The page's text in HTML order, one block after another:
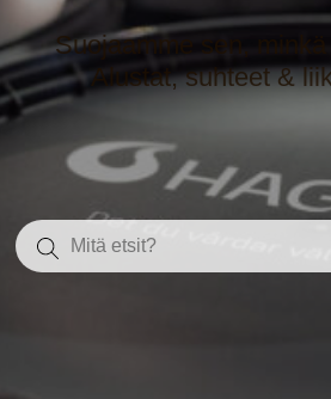
Suojaamme sen, minkä
Alustat, suhteet &
Search